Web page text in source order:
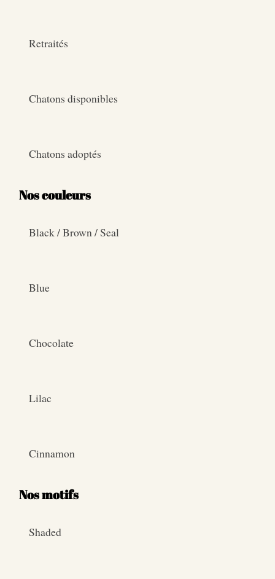
Retraités
Chatons disponibles
Chatons adoptés
Nos couleurs
Black / Brown / Seal
Blue
Chocolate
Lilac
Cinnamon
Nos motifs
Shaded